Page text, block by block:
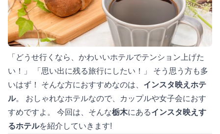
「どうせ行くなら、かわいいホテルでテンション上げた
い！」 「思い出に残る旅行にしたい！」 そう思う方も多
いはず！ そんな方におすすめなのは、 インスタ映えホテ
ル。 おしゃれなホテルなので、カップルや女子会におす
すめですよ。 今回は、そんな栃木にあるインスタ映えす
るホテルを紹介していきます!